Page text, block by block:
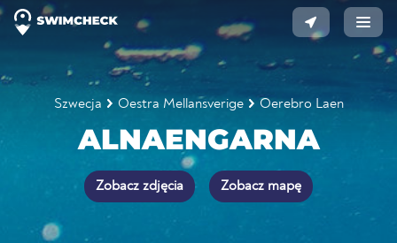
Szwecja Oestra Mellansverige Oerebro Laen
ALNAENGARNA
Zobacz zdjęcia Zobacz mapę